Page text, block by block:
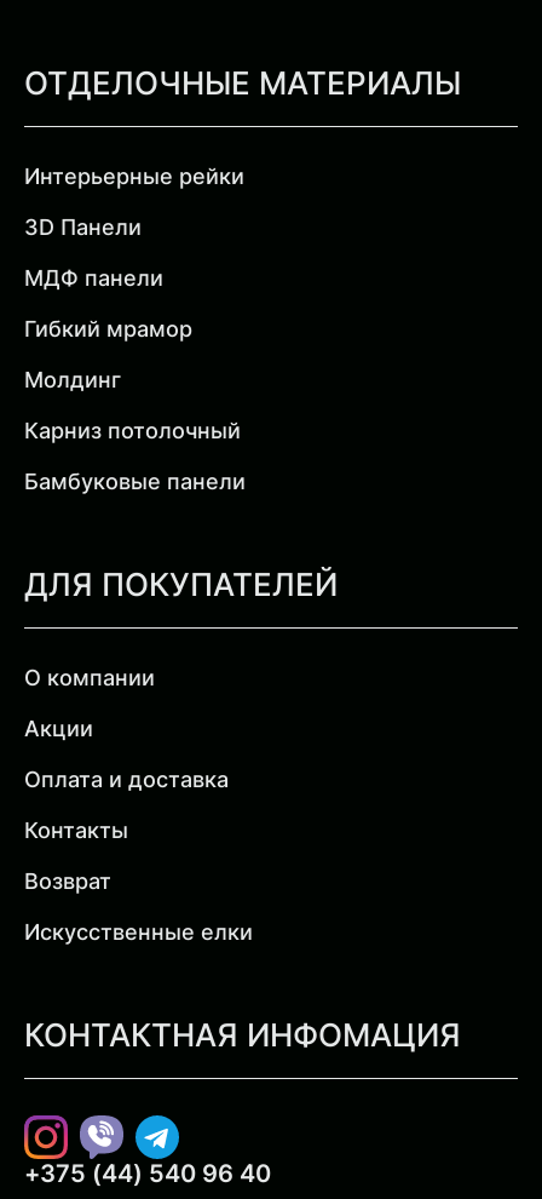
ОТДЕЛОЧНЫЕ МАТЕРИАЛЫ
Интерьерные рейки
3D Панели
МДФ панели
Гибкий мрамор
Молдинг
Карниз потолочный
Бамбуковые панели
ДЛЯ ПОКУПАТЕЛЕЙ
О компании
Акции
Оплата и доставка
Контакты
Возврат
Искусственные елки
КОНТАКТНАЯ ИНФОМАЦИЯ
Instagram
Viber Telegram
+375 (44) 540 96 40